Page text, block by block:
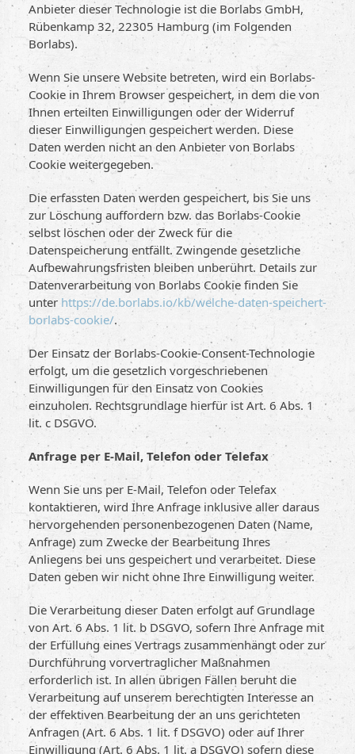
Anbieter dieser Technologie ist die Borlabs GmbH,
Rübenkamp 32, 22305 Hamburg (im Folgenden
Borlabs).
Wenn Sie unsere Website betreten, wird ein Borlabs-
Cookie in Ihrem Browser gespeichert, in dem die von
Ihnen erteilten Einwilligungen oder der Widerruf
dieser Einwilligungen gespeichert werden. Diese
Daten werden nicht an den Anbieter von Borlabs
Cookie weitergegeben.
Die erfassten Daten werden gespeichert, bis Sie uns
zur Löschung auffordern bzw. das Borlabs-Cookie
selbst löschen oder der Zweck für die
Datenspeicherung entfällt. Zwingende gesetzliche
Aufbewahrungsfristen bleiben unberührt. Details zur
Datenverarbeitung von Borlabs Cookie finden Sie
unter https://de.borlabs.io/kb/welche-daten-speichert-
borlabs-cookie/.
Der Einsatz der Borlabs-Cookie-Consent-Technologie
erfolgt, um die gesetzlich vorgeschriebenen
Einwilligungen für den Einsatz von Cookies
einzuholen. Rechtsgrundlage hierfür ist Art. 6 Abs. 1
lit. c DSGVO.
Anfrage per E-Mail, Telefon oder Telefax
Wenn Sie uns per E-Mail, Telefon oder Telefax
kontaktieren, wird Ihre Anfrage inklusive aller daraus
hervorgehenden personenbezogenen Daten (Name,
Anfrage) zum Zwecke der Bearbeitung Ihres
Anliegens bei uns gespeichert und verarbeitet. Diese
Daten geben wir nicht ohne Ihre Einwilligung weiter.
Die Verarbeitung dieser Daten erfolgt auf Grundlage
von Art. 6 Abs. 1 lit. b DSGVO, sofern Ihre Anfrage mit
der Erfüllung eines Vertrags zusammenhängt oder zur
Durchführung vorvertraglicher Maßnahmen
erforderlich ist. In allen übrigen Fällen beruht die
Verarbeitung auf unserem berechtigten Interesse an
der effektiven Bearbeitung der an uns gerichteten
Anfragen (Art. 6 Abs. 1 lit. f DSGVO) oder auf Ihrer
Einwilligung (Art. 6 Abs. 1 lit. a DSGVO) sofern diese